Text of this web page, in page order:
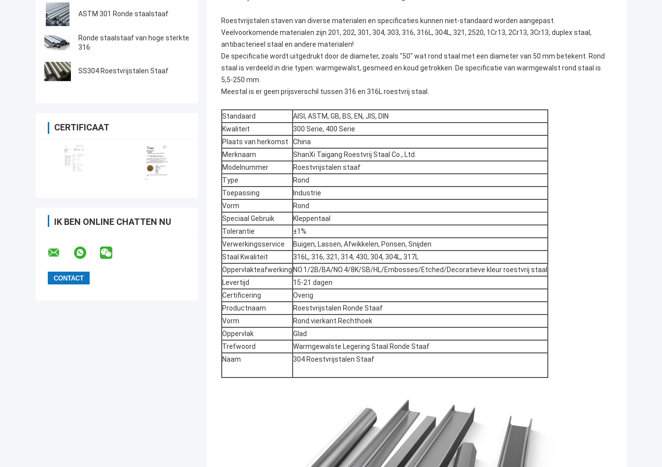
ASTM 301 Ronde staalstaaf
Ronde staalstaaf van hoge sterkte
316
SS304 Roestvrijstalen Staaf
CERTIFICAAT
IK BEN ONLINE CHATTEN NU
Roestvrijstalen staven van diverse materialen en specificaties kunnen niet-standaard worden aangepast.
Veelvoorkomende materialen zijn 201, 202, 301, 304, 303, 316, 316L, 304L, 321, 2520, 1Cr13, 2Cr13, 3Cr13, duplex staal,
antibacterieel staal en andere materialen!
De specificatie wordt uitgedrukt door de diameter, zoals "50" wat rond staal met een diameter van 50 mm betekent. Rond
staal is verdeeld in drie typen: warmgewalst, gesmeed en koud getrokken. De specificatie van warmgewalst rond staal is
5,5-250 mm.
Meestal is er geen prijsverschil tussen 316 en 316L roestvrij staal.
Standaard
AISI, ASTM, GB, BS, EN, JIS, DIN
Kwaliteit
300 Serie, 400 Serie
Plaats van herkomst
China
Merknaam
ShanXi Taigang Roestvrij Staal Co., Ltd.
Modelnummer
Roestvrijstalen staaf
Type
Rond
Toepassing
Industrie
Vorm
Rond
Speciaal Gebruik
Kleppentaal
Tolerantie
±1%
Verwerkingsservice
Buigen, Lassen, Afwikkelen, Ponsen, Snijden
Staal Kwaliteit
316L, 316, 321, 314, 430, 304, 304L, 317L
Oppervlakteafwerking NO.1/2B/BA/NO.4/8K/SB/HL/Embosses/Etched/Decoratieve kleur roestvrij staal
Levertijd
15-21 dagen
Certificering
Overig
Productnaam
Roestvrijstalen Ronde Staaf
Vorm
Rond.vierkant.Rechthoek
Oppervlak
Glad
Trefwoord
Warmgewalste Legering Staal Ronde Staaf
Naam
304 Roestvrijstalen Staaf